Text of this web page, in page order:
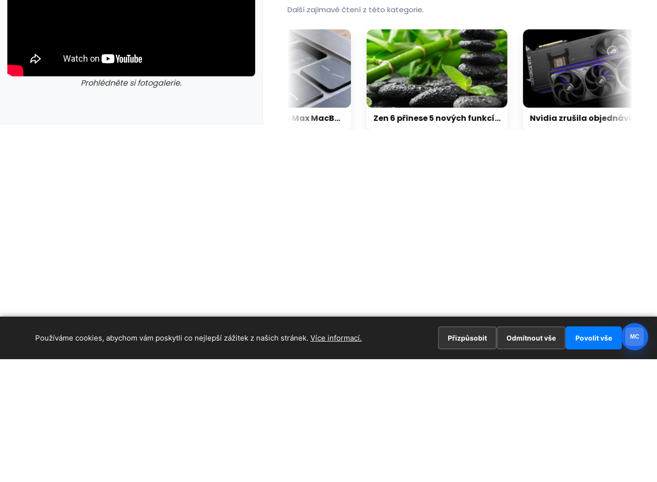
Prohlédněte si fotogalerie.
galerie: cviky galerie: cviky
Další zajímavé čtení z této kategorie.
Přehřívající se M5 Max MacBook Pro trápí zaseklé klávesy, cena opravy je $895 Zen 6 přinese 5 nových funkcí pro vyšší stabilitu výkonu, nejen herního
Používáme cookies, abychom vám poskytli co nejlepší zážitek z našich stránek. Více informací. Přizpůsobit Odmítnout vše Povolit vše MC